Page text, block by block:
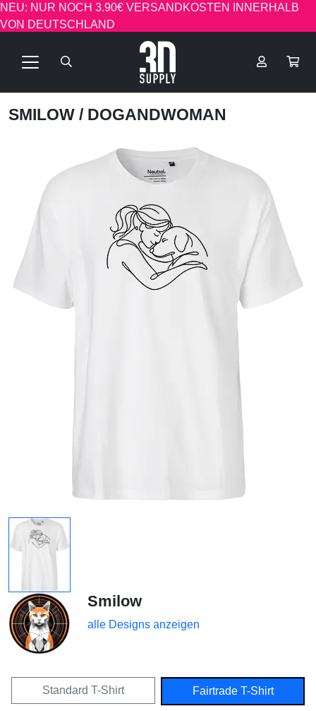
NEU: NUR NOCH 3.90€ VERSANDKOSTEN INNERHALB
VON DEUTSCHLAND
SMILOW / DOGANDWOMAN
Smilow
alle Designs anzeigen
Standard T-Shirt Fairtrade T-Shirt